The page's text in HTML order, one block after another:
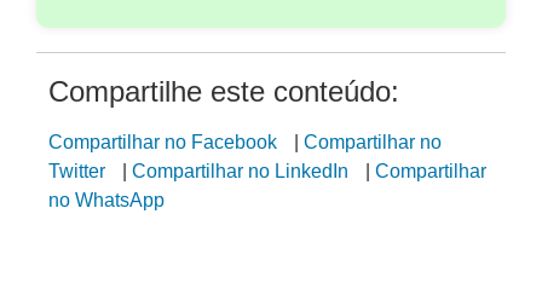
Compartilhe este conteúdo:
Compartilhar no Facebook
Compartilhar no
Twitter
Compartilhar no LinkedIn
Compartilhar
no WhatsApp